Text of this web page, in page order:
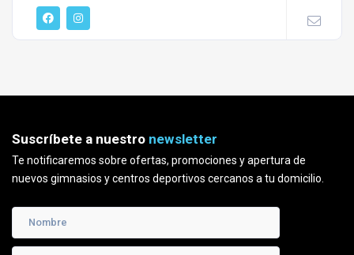
Suscríbete a nuestro newsletter
Te notificaremos sobre ofertas, promociones y apertura de
nuevos gimnasios y centros deportivos cercanos a tu domicilio.